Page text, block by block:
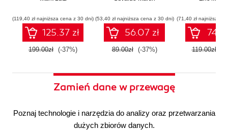
(119,40 zł najniższa cena z 30 dni)
125.37 zł
199.00zł (-37%)
modelowaniu
probabilistycznym.
Wydanie III
(53,40 zł najniższa cena z 30 dni)
56.07 zł
89.00zł (-37%)
(71,40 zł najniższa
119.00zł
Zamień dane w przewagę
Poznaj technologie i narzędzia do analizy oraz przetwarzania
dużych zbiorów danych.